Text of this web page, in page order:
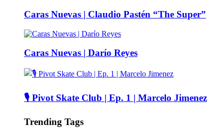
Caras Nuevas | Claudio Pastén “The Super”
Caras Nuevas | Darío Reyes
🎙️ Pivot Skate Club | Ep. 1 | Marcelo Jimenez
Trending Tags